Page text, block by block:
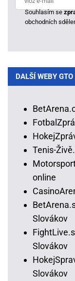
Souhlasím se
obchodních
DALŠÍ WEBY
Tenis-
online
Slovákov
Slovákov
Slovákov